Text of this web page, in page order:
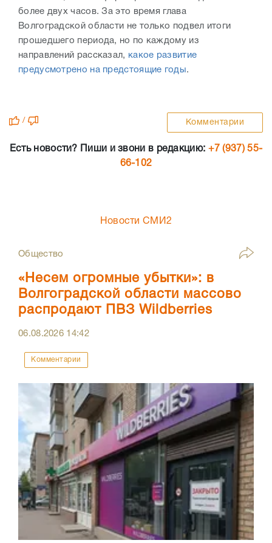
более двух часов. За это время глава
Волгоградской области не только подвел итоги
прошедшего периода, но по каждому из
направлений рассказал, какое развитие
предусмотрено на предстоящие годы.
/ Комментарии
Есть новости? Пиши и звони в редакцию: +7 (937) 55-
66-102
Новости СМИ2
Общество
«Несем огромные убытки»: в
Волгоградской области массово
распродают ПВЗ Wildberries
06.08.2026 14:42
Комментарии